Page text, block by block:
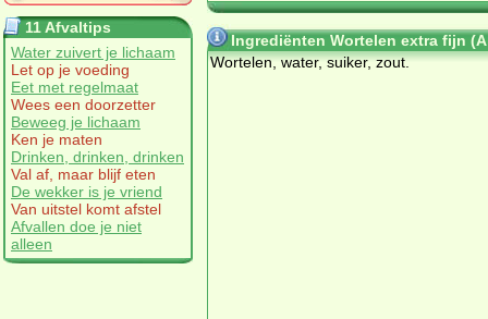
11 Afvaltips
Water zuivert je lichaam
Let op je voeding
Eet met regelmaat
Wees een doorzetter
Beweeg je lichaam
Ken je maten
Drinken, drinken, drinken
Val af, maar blijf eten
De wekker is je vriend
Van uitstel komt afstel
Afvallen doe je niet
alleen
Ingrediënten Wortelen extra fijn
Wortelen, water, suiker, zout.